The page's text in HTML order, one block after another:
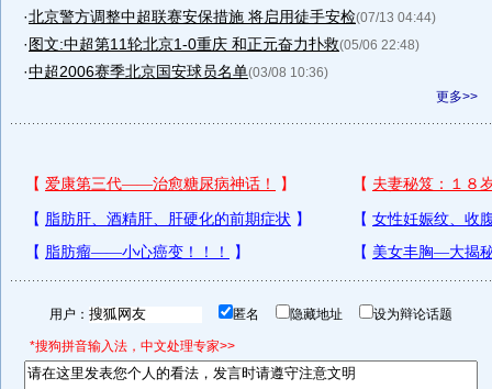
·北京警方调整中超联赛安保措施 将启用徒手安检(07/13 04:44)
·图文:中超第11轮北京1-0重庆 和正元奋力扑救(05/06 22:48)
·中超2006赛季北京国安球员名单(03/08 10:36)
更多>>
用户： 匿名 隐藏地址 设为辩论话题
*搜狗拼音输入法，中文处理专家>>